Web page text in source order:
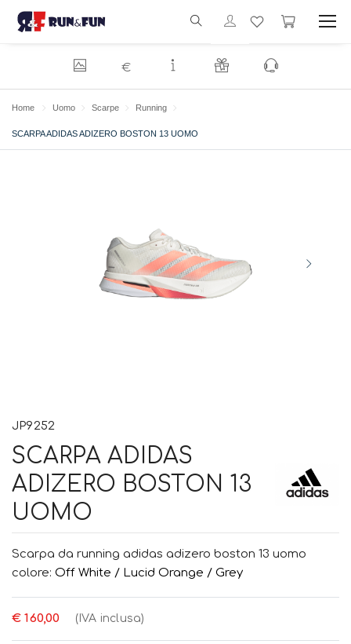
Home Uomo Scarpe Running
SCARPA ADIDAS ADIZERO BOSTON 13 UOMO
€
JP9252
SCARPA ADIDAS
ADIZERO BOSTON 13
UOMO
Scarpa da running adidas adizero boston 13 uomo
colore: Off White / Lucid Orange / Grey
€ 160,00 (IVA inclusa)